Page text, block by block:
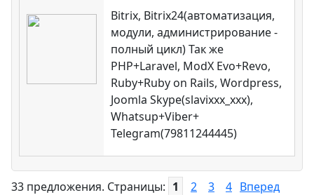
Bitrix, Bitrix24(автоматизация,
модули, администрирование -
полный цикл) Так же
PHP+Laravel, ModX Evo+Revo,
Ruby+Ruby on Rails, Wordpress,
Joomla Skype(slavixxx_xxx),
Whatsup+Viber+
Telegram(79811244445)
33 предложения. Страницы: 1 2 3 4 Вперед